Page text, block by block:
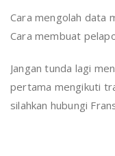
Cara mengolah data
Cara membuat
Jangan tunda lagi
pertama mengikuti
silahkan hubungi